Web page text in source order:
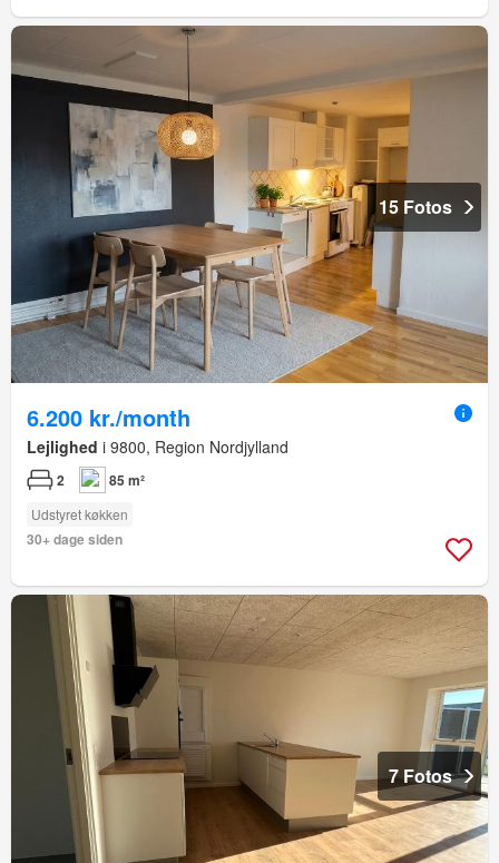
15 Fotos
6.200 kr./month
Lejlighed i 9800, Region Nordjylland
2 85 m²
Udstyret køkken
30+ dage siden
7 Fotos